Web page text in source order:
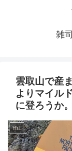
雑
雲取山で産
よりマイル
に登ろうか。
登山